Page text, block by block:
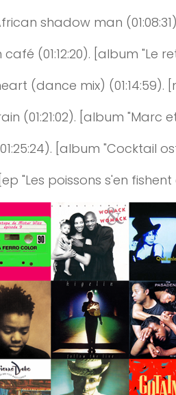
shadow man (01:08:31)
café (01:12:20). [album "Le
(dance mix) (01:14:59).
(01:21:02). [album "Marc
1:25:24). [album "Cocktail
"Les poissons s'en